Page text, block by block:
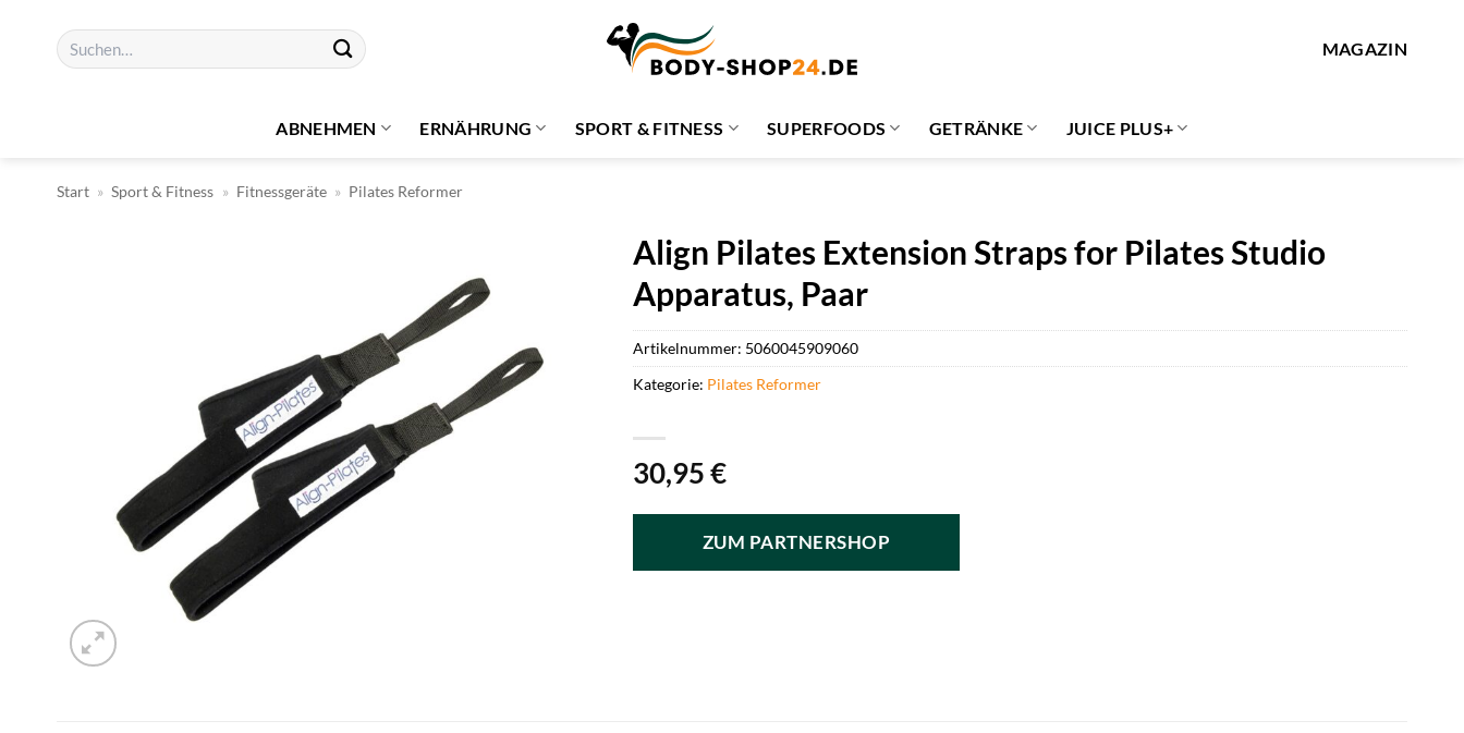
springen
Suchen
nach:
MAGAZIN
ABNEHMEN ERNÄHRUNG SPORT & FITNESS SUPERFOODS GETRÄNKE JUICE PLUS+
Start » Sport & Fitness » Fitnessgeräte » Pilates Reformer
Align Pilates Extension Straps for Pilates Studio
Apparatus, Paar
30,95€
ZUM PARTNERSHOP
Artikelnummer: 5060045909060
Kategorie: Pilates Reformer